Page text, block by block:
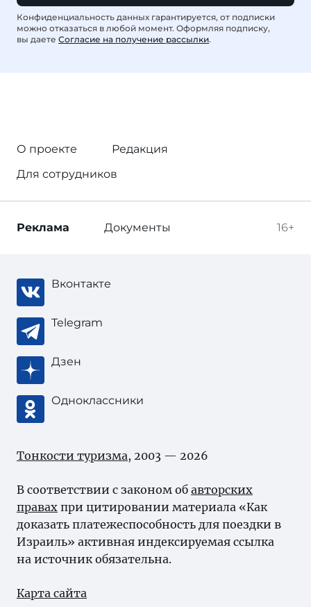
Конфиденциальность данных гарантируется, от подписки
можно отказаться в любой момент. Оформляя подписку,
вы даете Согласие на получение рассылки.
О проекте
Редакция
Для сотрудников
16+
Реклама Документы
Вконтакте
Telegram
Дзен
Одноклассники
Тонкости туризма, 2003 — 2026
В соответствии с законом об авторских
правах при цитировании материала «Как
доказать платежеспособность для поездки в
Израиль» активная индексируемая ссылка
на источник обязательна.
Карта сайта